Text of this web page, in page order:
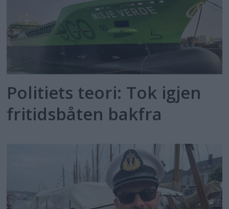
Politiets teori: Tok igjen
fritidsbåten bakfra